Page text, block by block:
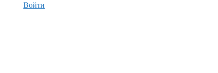
Войти